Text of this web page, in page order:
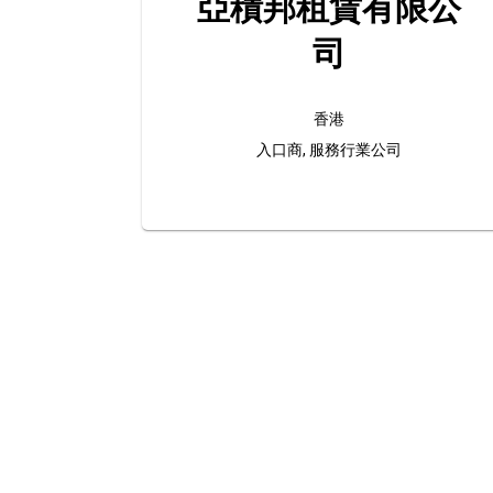
亞積邦租賃有限公
司
香港
入口商, 服務行業公司